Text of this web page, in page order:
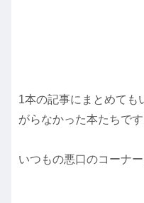
1本の記事にまとめても
がらなかった本たちです
いつもの悪口のコーナー